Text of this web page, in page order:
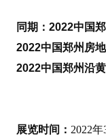
同期：2022中国
2022中国郑州房
2022中国郑州沿
展览时间： 2022年